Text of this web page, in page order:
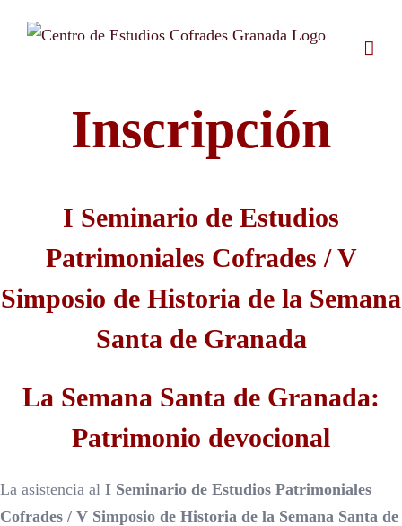
Inscripción
I Seminario de Estudios
Patrimoniales Cofrades / V
Simposio de Historia de la Semana
Santa de Granada
La Semana Santa de Granada:
Patrimonio devocional
La asistencia al I Seminario de Estudios Patrimoniales
Cofrades / V Simposio de Historia de la Semana Santa de